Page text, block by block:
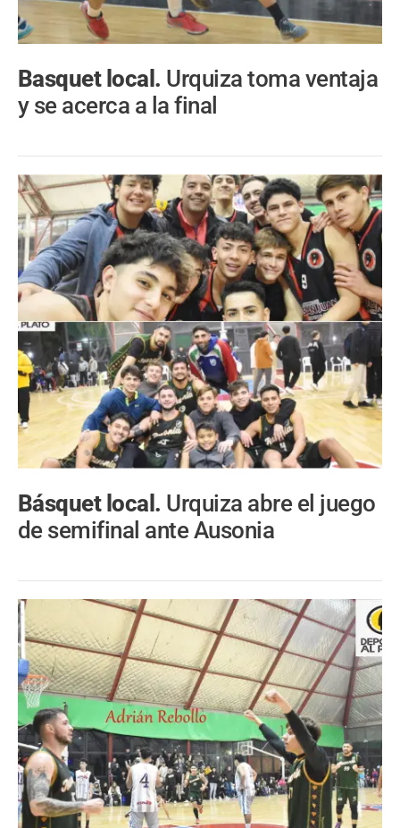
Basquet local. Urquiza toma ventaja
y se acerca a la final
Básquet local. Urquiza abre el juego
de semifinal ante Ausonia